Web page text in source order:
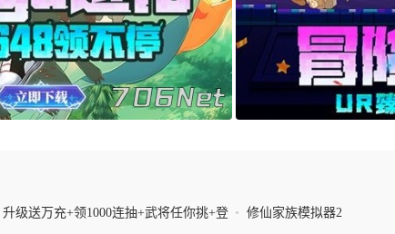
级送万充+领1000连抽+武将任你挑+登 • 修仙家族模拟器2